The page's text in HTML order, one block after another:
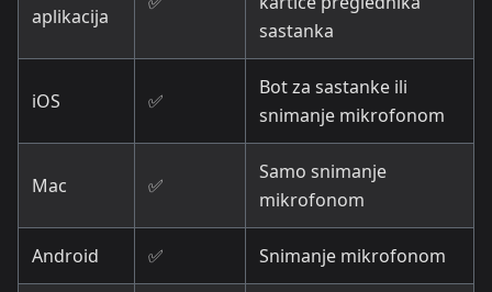
aplikacija
sastanka
iOS ✅
Bot za sastanke ili
snimanje mikrofonom
Mac ✅
Samo snimanje
mikrofonom
Android ✅ Snimanje mikrofonom